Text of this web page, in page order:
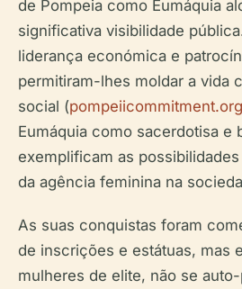
de Pompeia como Eumáquia
significativa visibilidade
liderança económica e
permitiram-lhes moldar a vida
social (pompeiicommitment.org
Eumáquia como sacerdotisa e
exemplificam as
da agência feminina na
As suas conquistas foram
de inscrições e estátuas, mas
mulheres de elite, não se